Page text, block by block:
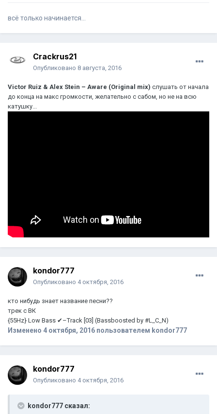
всё только начинается...
Crackrus21
Опубликовано 8 августа, 2016
Victor Ruiz & Alex Stein – Aware (Original mix) слушать от начала
до конца на макс громкости, желательно с сабом, но не на всю
катушку...
kondor777
Опубликовано 4 октября, 2016
кто нибудь знает название песни??
трек с ВК
{55Hz} Low Bass ✔–Track [03] (Bassboosted by #L_C_N)
Изменено 4 октября, 2016 пользователем kondor777
kondor777
Опубликовано 4 октября, 2016
kondor777 сказал: